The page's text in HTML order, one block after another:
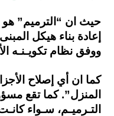
حيث ان “الترميم”
إعادة بناء هيكل
ووفق نظام تكويـنـه
كما ان أي إصلاح
المنزل”. كما تقع
التـرميـم، سـواء